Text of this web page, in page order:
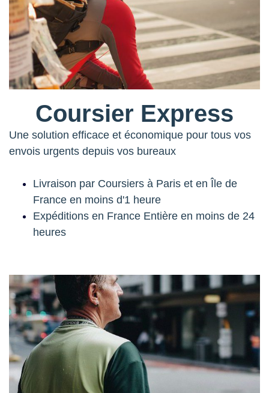
Coursier Express
Une solution efficace et économique pour tous vos
envois urgents depuis vos bureaux
Livraison par Coursiers à Paris et en Île de
France en moins d'1 heure
Expéditions en France Entière en moins de 24
heures